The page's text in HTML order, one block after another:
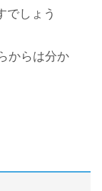
でしょう
からは分か